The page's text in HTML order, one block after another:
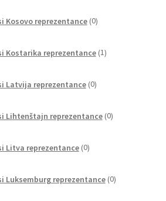
Kosovo reprezentance 0izdelkov
Kostarika reprezentance 1izdelek
Latvija reprezentance 0izdelkov
Lihtenštajn reprezentance 0izdelkov
Litva reprezentance 0izdelkov
Luksemburg reprezentance 0izdelkov